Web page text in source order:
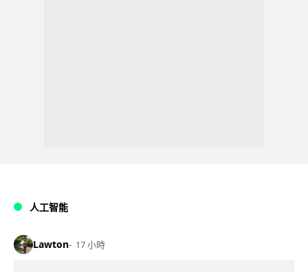
人工智能
Lawton 17 小時